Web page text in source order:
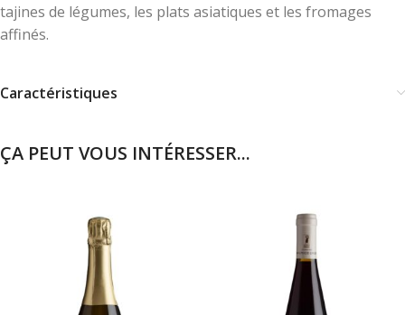
tajines de légumes, les plats asiatiques et les fromages
affinés.
Caractéristiques
ÇA PEUT VOUS INTÉRESSER...